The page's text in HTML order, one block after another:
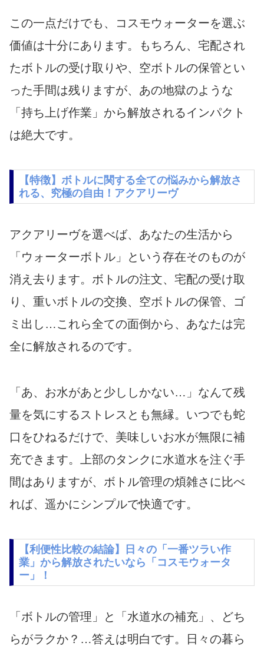
この一点だけでも、コスモウォーターを選ぶ
価値は十分にあります。もちろん、宅配され
たボトルの受け取りや、空ボトルの保管とい
った手間は残りますが、あの地獄のような
「持ち上げ作業」から解放されるインパクト
は絶大です。
【特徴】ボトルに関する全ての悩みから解放さ
れる、究極の自由！アクアリーヴ
アクアリーヴを選べば、あなたの生活から
「ウォーターボトル」という存在そのものが
消え去ります。ボトルの注文、宅配の受け取
り、重いボトルの交換、空ボトルの保管、ゴ
ミ出し…これら全ての面倒から、あなたは完
全に解放されるのです。
「あ、お水があと少ししかない…」なんて残
量を気にするストレスとも無縁。いつでも蛇
口をひねるだけで、美味しいお水が無限に補
充できます。上部のタンクに水道水を注ぐ手
間はありますが、ボトル管理の煩雑さに比べ
れば、遥かにシンプルで快適です。
【利便性比較の結論】日々の「一番ツラい作
業」から解放されたいなら「コスモウォータ
ー」！
「ボトルの管理」と「水道水の補充」、どち
らがラクか？…答えは明白です。日々の暮ら